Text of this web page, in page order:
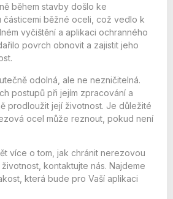
během stavby došlo ke
částicemi běžné oceli, což vedlo k
vyčištění a aplikaci ochranného
povrch obnovit a zajistit jeho
odolná, ale ne nezničitelná.
postupů při jejím zpracování a
prodloužit její životnost. Je důležité
ocel může reznout, pokud není
více o tom, jak chránit nerezovou
kontaktujte nás. Najdeme
která bude pro Vaší aplikaci